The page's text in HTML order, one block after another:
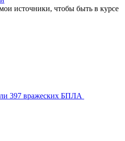
источники, чтобы быть в курсе
397 вражеских БПЛА